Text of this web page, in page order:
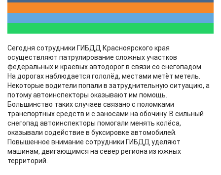
Сегодня сотрудники ГИБДД Красноярского края
осуществляют патрулирование сложных участков
федеральных и краевых автодорог в связи со снегопадом.
На дорогах наблюдается гололёд, местами метёт метель.
Некоторые водители попали в затруднительную ситуацию, а
потому автоинспекторы оказывают им помощь.
Большинство таких случаев связано с поломками
транспортных средств и с заносами на обочину. В сильный
снегопад автоинспекторы помогали менять колёса,
оказывали содействие в буксировке автомобилей.
Повышенное внимание сотрудники ГИБДД уделяют
машинам, двигающимся на север региона из южных
территорий.